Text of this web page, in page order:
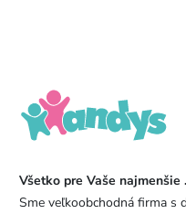
Všetko pre Vaše najmenšie
Sme veľkoobchodná firma s